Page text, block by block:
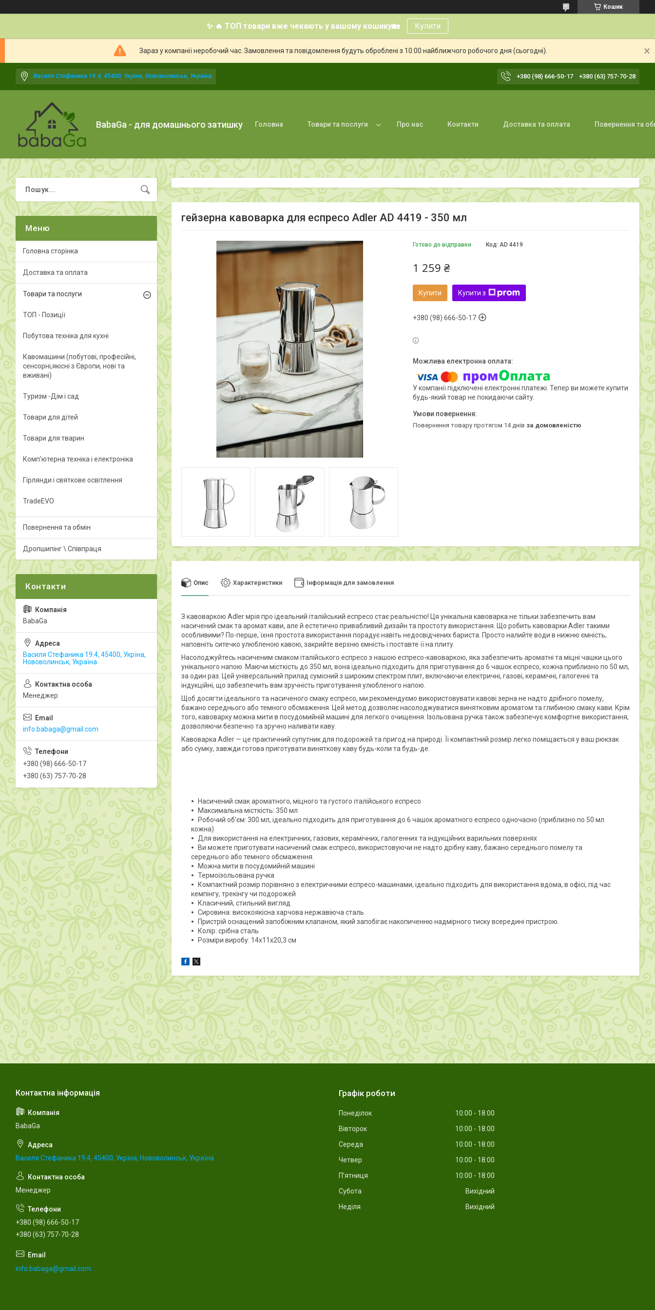
Кошик
✨ 🔥 ТОП товари вже чекають у вашому кошику🏡 Купити
Зараз у компанії неробочий час. Замовлення та повідомлення будуть оброблені з 10:00 найближчого робочого дня (сьогодні).
Василя Стефаника 19.4, 45400, Укрїна, Нововолинськ, Україна +380 (98) 666-50-17 +380 (63) 757-70-28
BabaGa - для домашнього затишку Головна Товари та послуги Про нас Контакти Доставка та оплата Повернення та
гейзерна кавоварка для еспресо Adler AD 4419 - 350 мл
Готово до відправки Код: AD 4419
1 259 ₴
Купити Купити з
+380 (98) 666-50-17
У компанії підключені електронні платежі. Тепер ви можете купити
будь-який товар не покидаючи сайту.
повернення товару протягом 14 днів за домовленістю
Опис Характеристики Інформація для замовлення
З кавоваркою Adler мрія про ідеальний італійський еспресо стає реальністю! Ця унікальна кавоварка не тільки забезпечить вам
насичений смак та аромат кави, але й естетично привабливий дизайн та простоту використання. Що робить кавоварки Adler такими
особливими? По-перше, їхня простота використання порадує навіть недосвідчених бариста. Просто налийте води в нижню ємність,
наповніть ситечко улюбленою кавою, закрийте верхню ємність і поставте її на плиту.
Насолоджуйтесь насиченим смаком італійського еспресо з нашою еспресо-кавоваркою, яка забезпечить ароматні та міцні чашки цього
унікального напою. Маючи місткість до 350 мл, вона ідеально підходить для приготування до 6 чашок еспресо, кожна приблизно по 50 мл,
за один раз. Цей універсальний прилад сумісний з широким спектром плит, включаючи електричні, газові, керамічні, галогенні та
індукційні, що забезпечить вам зручність приготування улюбленого напою.
Щоб досягти ідеального та насиченого смаку еспресо, ми рекомендуємо використовувати кавові зерна не надто дрібного помелу,
бажано середнього або темного обсмаження. Цей метод дозволяє насолоджуватися винятковим ароматом та глибиною смаку кави. Крім
того, кавоварку можна мити в посудомийній машині для легкого очищення. Ізольована ручка також забезпечує комфортне використання,
дозволяючи безпечно та зручно наливати каву.
Кавоварка Adler — це практичний супутник для подорожей та пригод на природі. Її компактний розмір легко поміщається у ваш рюкзак
або сумку, завжди готова приготувати виняткову каву будь-коли та будь-де.
Насичений смак ароматного, міцного та густого італійського еспресо
Максимальна місткість: 350 мл
Робочий об'єм: 300 мл, ідеально підходить для приготування до 6 чашок ароматного еспресо одночасно (приблизно по 50 мл
кожна)
Для використання на електричних, газових, керамічних, галогенних та індукційних варильних поверхнях
Ви можете приготувати насичений смак еспресо, використовуючи не надто дрібну каву, бажано середнього помелу та
середнього або темного обсмаження.
Можна мити в посудомийній машині
Термоізольована ручка
Компактний розмір порівняно з електричними еспресо-машинами, ідеально підходить для використання вдома, в офісі, під час
кемпінгу, трекінгу чи подорожей
Класичний, стильний вигляд
Сировина: високоякісна харчова нержавіюча сталь
Пристрій оснащений запобіжним клапаном, який запобігає накопиченню надмірного тиску всередині пристрою.
Колір: срібна сталь
Розміри виробу: 14x11x20,3 см
Головна сторінка
Доставка та оплата
Товари та послуги
ТОП - Позиції
Побутова техніка для кухні
Кавомашини (побутові, професійні,
сенсорні,якісні з Європи, нові та
вживані)
Туризм -Дім і сад
Товари для дітей
Товари для тварин
Комп'ютерна техніка і електроніка
Гірлянди і святкове освітлення
TradeEVO
Повернення та обмін
Дропшипінг \ Співпраця
BabaGa
Василя Стефаника 19.4, 45400, Укрїна,
Нововолинськ, Україна
Менеджер
info.babaga@gmail.com
+380 (98) 666-50-17
+380 (63) 757-70-28
BabaGa
Василя Стефаника 19.4, 45400, Укрїна, Нововолинськ, Україна
Менеджер
+380 (98) 666-50-17
+380 (63) 757-70-28
info.babaga@gmail.com
Графік роботи
Понеділок 10:00
18:00
Вівторок
10:00
18:00
Середа
10:00
18:00
Четвер
10:00
18:00
Пʼятниця
10:00
18:00
Субота
Вихідний
Неділя
Вихідний